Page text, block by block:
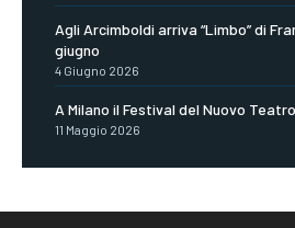
Agli Arcimboldi arriva “Limbo” di
giugno
4 Giugno 2026
A Milano il Festival del Nuovo
11 Maggio 2026